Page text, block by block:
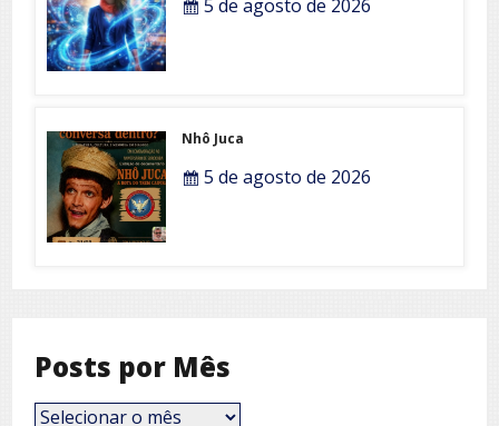
5 de agosto de 2026
Nhô Juca
5 de agosto de 2026
Posts por Mês
Posts